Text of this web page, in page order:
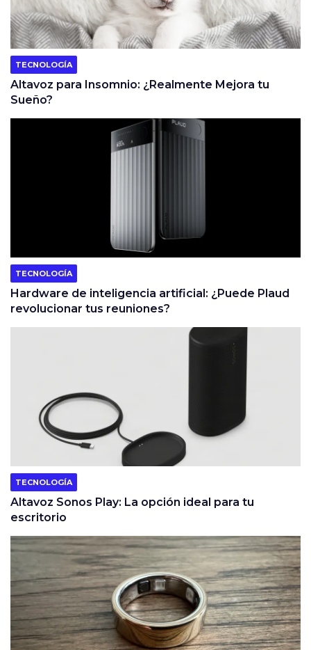
TECNOLOGÍA
Altavoz para Insomnio: ¿Realmente Mejora tu
Sueño?
TECNOLOGÍA
Hardware de inteligencia artificial: ¿Puede Plaud
revolucionar tus reuniones?
TECNOLOGÍA
Altavoz Sonos Play: La opción ideal para tu
escritorio